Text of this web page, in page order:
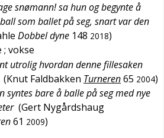
snømann! sa hun og begynte å
som ballet på seg, snart var den
Dobbel dyne 148 2018)
; vokse
utrolig hvordan denne fillesaken
(Knut Faldbakken Turneren65 2004)
syntes bare å balle på seg med nye
(Gert Nygårdshaug
61 2009)